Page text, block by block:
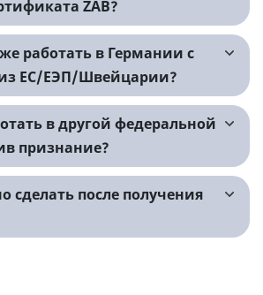
ZAB?
работать в Германии с
ЕС/ЕЭП/Швейцарии?
в другой федеральной
признание?
сделать после получения